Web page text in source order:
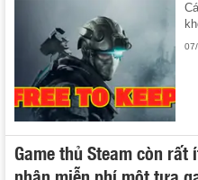
Game thủ Steam còn